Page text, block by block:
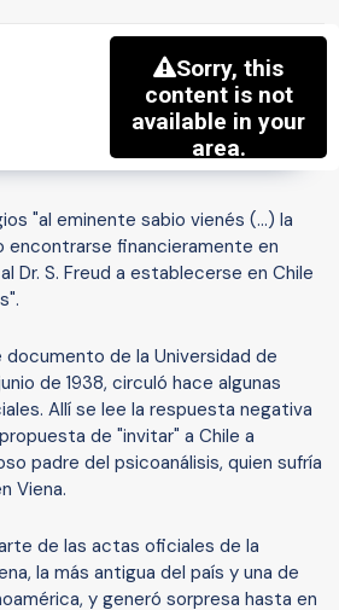
"al eminente sabio vienés (...) la
encontrarse financieramente en
Dr. S. Freud a establecerse en Chile
de la Universidad de
de 1938, circuló hace algunas
Allí se lee la respuesta negativa
de "invitar" a Chile a
padre del psicoanálisis, quien sufría
Viena.
de las actas oficiales de la
la más antigua del país y una de
y generó sorpresa hasta en